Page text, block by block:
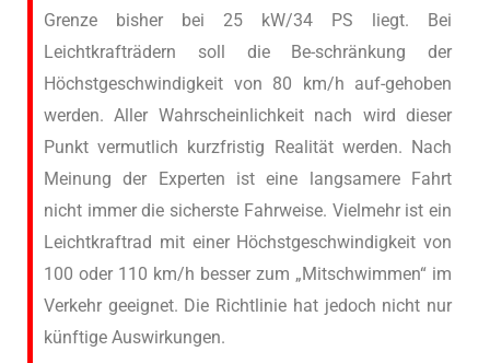
Grenze bisher bei 25 kW/34 PS liegt. Bei
Leichtkrafträdern soll die Be-schränkung der
Höchstgeschwindigkeit von 80 km/h auf-gehoben
werden. Aller Wahrscheinlichkeit nach wird dieser
Punkt vermutlich kurzfristig Realität werden. Nach
Meinung der Experten ist eine langsamere Fahrt
nicht immer die sicherste Fahrweise. Vielmehr ist ein
Leichtkraftrad mit einer Höchstgeschwindigkeit von
100 oder 110 km/h besser zum „Mitschwimmen“ im
Verkehr geeignet. Die Richtlinie hat jedoch nicht nur
künftige Auswirkungen.